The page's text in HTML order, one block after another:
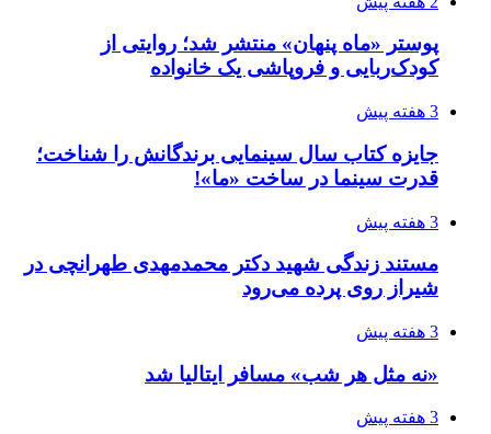
پوستر «ماه پنهان» منتشر شد؛ روایتی از
کودک‌ربایی و فروپاشی یک خانواده
3 هفته پیش
جایزه کتاب سال سینمایی برندگانش را شناخت؛
قدرت سینما در ساخت «ما»!
3 هفته پیش
مستند زندگی شهید دکتر محمدمهدی طهرانچی در
شیراز روی پرده می‌رود
3 هفته پیش
«نه مثل هر شب» مسافر ایتالیا شد
3 هفته پیش